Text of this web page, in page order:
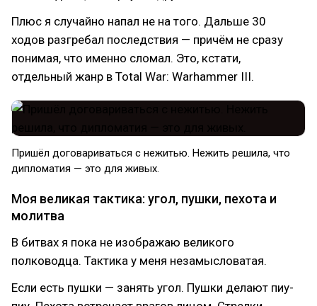
Плюс я случайно напал не на того. Дальше 30
ходов разгребал последствия — причём не сразу
понимая, что именно сломал. Это, кстати,
отдельный жанр в Total War: Warhammer III.
Пришёл договариваться с нежитью. Нежить решила, что
дипломатия — это для живых.
Моя великая тактика: угол, пушки, пехота и
молитва
В битвах я пока не изображаю великого
полководца. Тактика у меня незамысловатая.
Если есть пушки — занять угол. Пушки делают пиу-